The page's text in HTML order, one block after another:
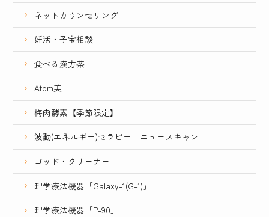
ネットカウンセリング
妊活・子宝相談
食べる漢方茶
Atom美
梅肉酵素【季節限定】
波動(エネルギー)セラピー ニュースキャン
ゴッド・クリーナー
理学療法機器「Galaxy-1(G-1)」
理学療法機器「P-90」